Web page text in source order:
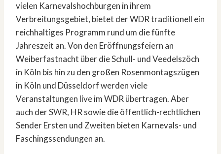
vielen Karnevalshochburgen in ihrem
Verbreitungsgebiet, bietet der WDR traditionell ein
reichhaltiges Programm rund um die fünfte
Jahreszeit an. Von den Eröffnungsfeiern an
Weiberfastnacht über die Schull- und Veedelszöch
in Köln bis hin zu den großen Rosenmontagszügen
in Köln und Düsseldorf werden viele
Veranstaltungen live im WDR übertragen. Aber
auch der SWR, HR sowie die öffentlich-rechtlichen
Sender Ersten und Zweiten bieten Karnevals- und
Faschingssendungen an.